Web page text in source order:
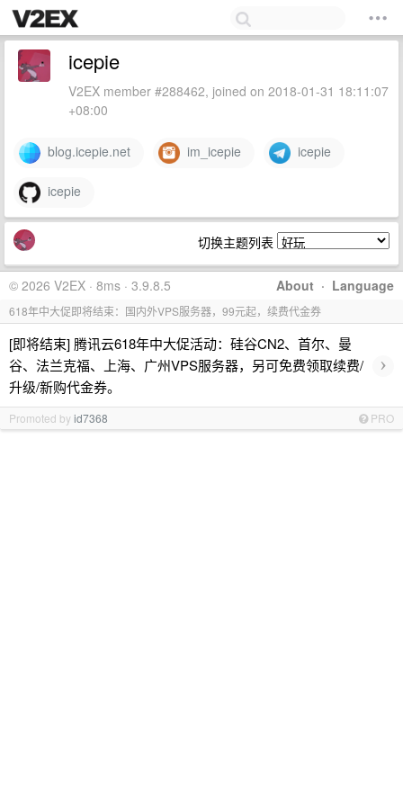
icepie
V2EX member #288462, joined on 2018-01-31 18:11:07
+08:00
blog.icepie.net im_icepie icepie
icepie
切换主题列表
About · Language
© 2026 V2EX · 8ms · 3.9.8.5
618年中大促即将结束：国内外VPS服务器，99元起，续费代金券
[即将结束] 腾讯云618年中大促活动：硅谷CN2、首尔、曼
谷、法兰克福、上海、广州VPS服务器，另可免费领取续费/
升级/新购代金券。
›
Promoted byid7368 PRO